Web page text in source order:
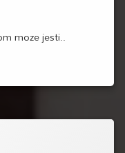
moze jesti..